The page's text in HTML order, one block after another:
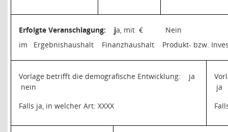
Erfolgte Veranschlagung: ja, mit €
Nein
im
Ergebnishaushalt Finanzhaushalt Produkt- bzw.
Vorlage betrifft die demografische Entwicklung:
ja
nein
Falls ja, in welcher Art: XXXX
ja